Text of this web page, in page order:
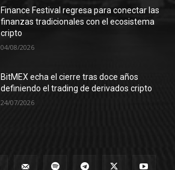
Finance Festival regresa para conectar las
finanzas tradicionales con el ecosistema
cripto
04/08/2026
BitMEX echa el cierre tras doce años
definiendo el trading de derivados cripto
24/07/2026